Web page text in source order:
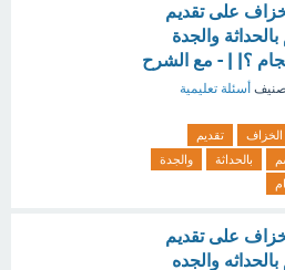
على تقديم
والجدة
؟| | - مع الشرح
أسئلة تعليمية
الخزاف
تقديم
بالحداثة
والجدة
على تقديم
والجده